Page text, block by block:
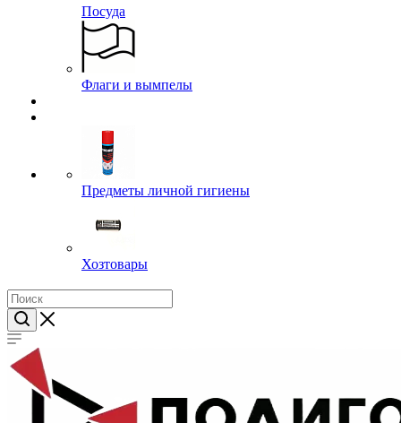
Посуда
Флаги и вымпелы
Предметы личной гигиены
Хозтовары